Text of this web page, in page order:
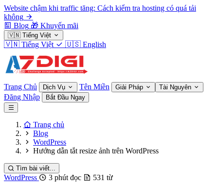
Website chậm khi traffic tăng: Cách kiểm tra hosting có quá tải
không
Blog 🎁 Khuyến mãi
🇻🇳 Tiếng Việt
🇻🇳 Tiếng Việt 🇺🇸 English
Trang Chủ Dịch Vụ Tên Miền Giải Pháp Tài Nguyên
Đăng Nhập Bắt Đầu Ngay
Trang chủ
Blog
WordPress
Hướng dẫn tắt resize ảnh trên WordPress
Tìm bài viết...
WordPress 3 phút đọc 531 từ